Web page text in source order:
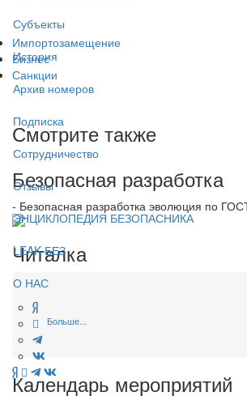
Субъекты
История
Архив номеров
Подписка
Сотрудничество
Отзывы
ЭНЦИКЛОПЕДИЯ БЕЗОПАСНИКА
LEAK-БЕЗ
О НАС
Импортозамещение
Бизнес
Санкции
Смотрите также
Безопасная разработка
- Безопасная разработка эволюция по
Читалка
Больше...
Календарь мероприятий